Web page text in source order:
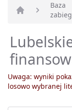
Strona główna
Baza
Uwaga: wyniki
losowo wybranej